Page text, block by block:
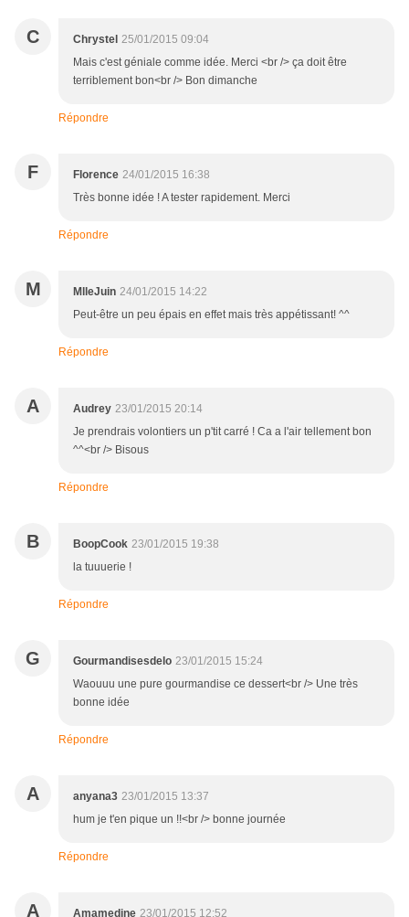
C Chrystel 25/01/2015 09:04
Mais c'est géniale comme idée. Merci <br /> ça doit être
terriblement bon<br /> Bon dimanche
Répondre
F Florence 24/01/2015 16:38
Très bonne idée ! A tester rapidement. Merci
Répondre
M MlleJuin 24/01/2015 14:22
Peut-être un peu épais en effet mais très appétissant! ^^
Répondre
A Audrey 23/01/2015 20:14
Je prendrais volontiers un p'tit carré ! Ca a l'air tellement bon
^^<br /> Bisous
Répondre
B BoopCook 23/01/2015 19:38
la tuuuerie !
Répondre
G Gourmandisesdelo 23/01/2015 15:24
Waouuu une pure gourmandise ce dessert<br /> Une très
bonne idée
Répondre
A anyana3 23/01/2015 13:37
hum je t'en pique un !!<br /> bonne journée
Répondre
A Amamedine 23/01/2015 12:52